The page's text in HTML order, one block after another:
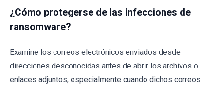
¿Cómo protegerse de las infecciones de
ransomware?
Examine los correos electrónicos enviados desde
direcciones desconocidas antes de abrir los archivos o
enlaces adjuntos, especialmente cuando dichos correos